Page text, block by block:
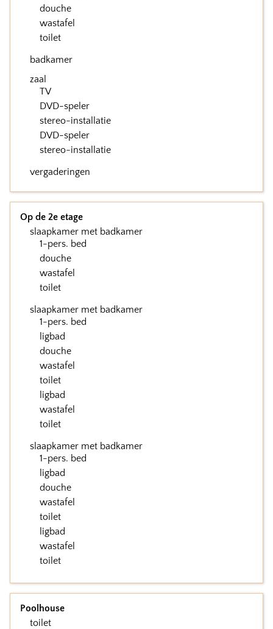
douche
wastafel
toilet
badkamer
zaal
TV
DVD-speler
stereo-installatie
DVD-speler
stereo-installatie
vergaderingen
Op de 2e etage
slaapkamer met badkamer
1-pers. bed
douche
wastafel
toilet
slaapkamer met badkamer
1-pers. bed
ligbad
douche
wastafel
toilet
ligbad
wastafel
toilet
slaapkamer met badkamer
1-pers. bed
ligbad
douche
wastafel
toilet
ligbad
wastafel
toilet
Poolhouse
toilet